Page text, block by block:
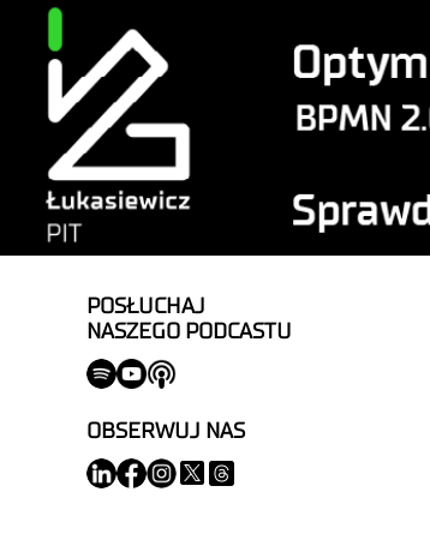
POSŁUCHAJ
NASZEGO PODCASTU
OBSERWUJ NAS